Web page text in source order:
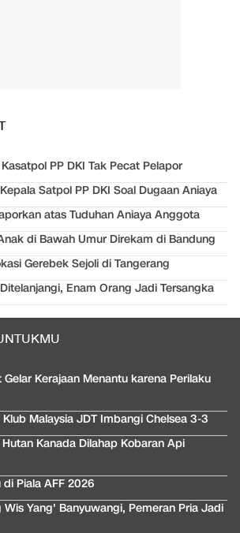
PP DKI Tak Pecat Pelapor
Satpol PP DKI Soal Dugaan Aniaya
atas Tuduhan Aniaya Anggota
di Bawah Umur Direkam di Bandung
Gerebek Sejoli di Tangerang
Enam Orang Jadi Tersangka
Kerajaan Menantu karena Perilaku
Malaysia JDT Imbangi Chelsea 3-3
Kanada Dilahap Kobaran Api
Piala AFF 2026
Yang' Banyuwangi, Pemeran Pria Jadi